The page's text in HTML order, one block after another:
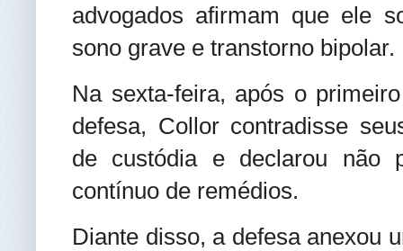
advogados afirmam que ele
sono grave e transtorno bipolar.
Na sexta-feira, após o
defesa, Collor contradisse
de custódia e declarou não
contínuo de remédios.
Diante disso, a defesa anexou